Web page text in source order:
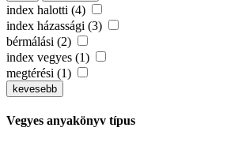
index halotti (4)
index házassági (3)
bérmálási (2)
index vegyes (1)
megtérési (1)
kevesebb
Vegyes anyakönyv típus